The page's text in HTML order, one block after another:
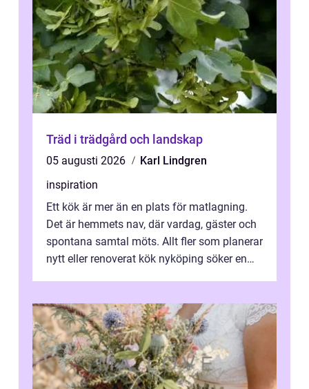
Träd i trädgård och landskap
05 augusti 2026
Karl Lindgren
inspiration
Ett kök är mer än en plats för matlagning.
Det är hemmets nav, där vardag, gäster och
spontana samtal möts. Allt fler som planerar
nytt eller renoverat kök nyköping söker en